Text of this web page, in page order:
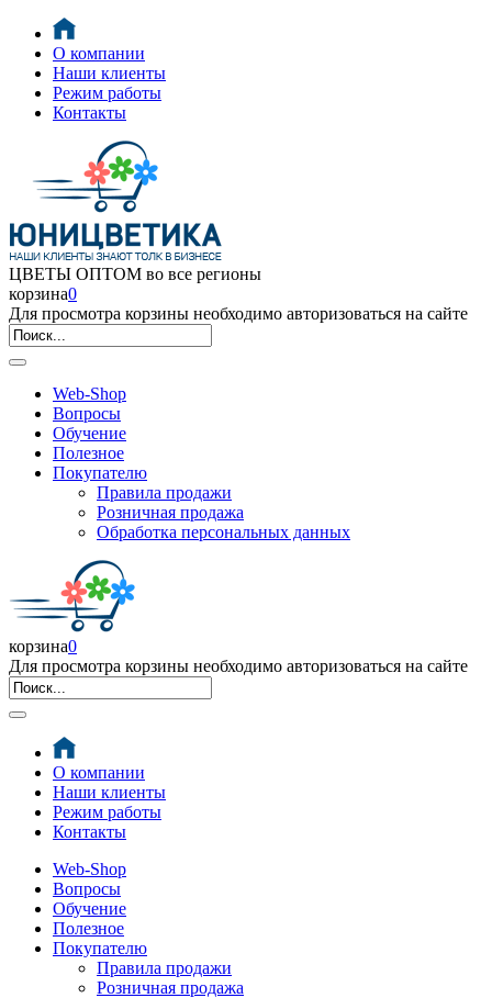
О компании
Наши клиенты
Режим работы
Контакты
ЦВЕТЫ ОПТОМ во все регионы
корзина0
Для просмотра корзины необходимо авторизоваться на сайте
Web-Shop
Вопросы
Обучение
Полезное
Покупателю
Правила продажи
Розничная продажа
Обработка персональных данных
корзина0
Для просмотра корзины необходимо авторизоваться на сайте
О компании
Наши клиенты
Режим работы
Контакты
Web-Shop
Вопросы
Обучение
Полезное
Покупателю
Правила продажи
Розничная продажа